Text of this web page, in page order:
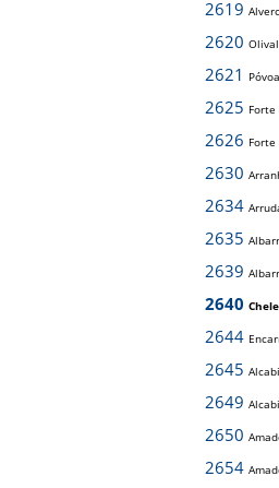
2619
2620
2621
2625 Forte
2626 Forte
2630
2634
2635
2639
2640
2644
2645
2649
2650
2654